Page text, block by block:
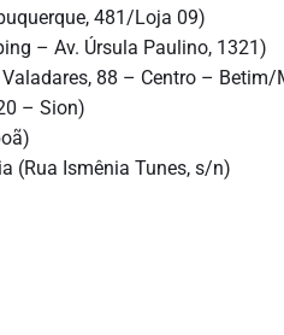
481/Loja 09)
– Av. Úrsula Paulino, 1321)
88 – Centro – Betim/
– Sion)
(Rua Ismênia Tunes, s/n)